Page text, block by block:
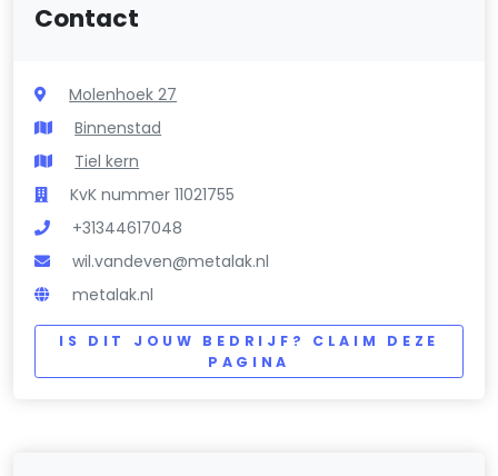
Contact
Molenhoek 27
Binnenstad
Tiel kern
KvK nummer 11021755
+31344617048
wil.vandeven@metalak.nl
metalak.nl
IS DIT JOUW BEDRIJF? CLAIM DEZE
PAGINA